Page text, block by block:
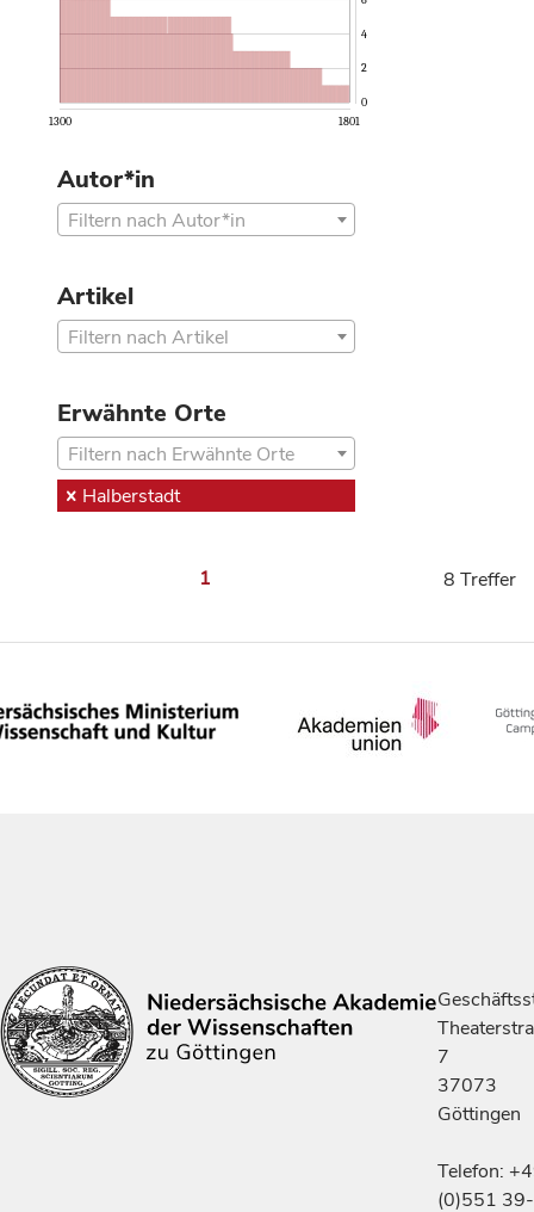
1300 1801
0
2
4
Autor*in
Filtern nach Autor*in
Artikel
Filtern nach Artikel
Erwähnte Orte
Filtern nach Erwähnte Orte
Halberstadt
1 8 Treffer
7
37073
Göttingen
Telefon:
(0)551 39-